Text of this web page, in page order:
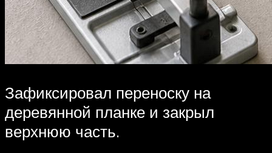
Зафиксировал переноску на
деревянной планке и закрыл
верхнюю часть.